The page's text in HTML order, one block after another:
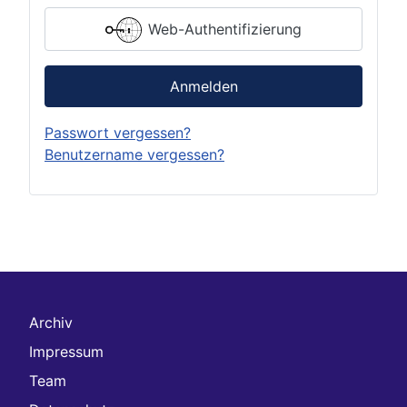
Web-Authentifizierung
Anmelden
Passwort vergessen?
Benutzername vergessen?
Archiv
Impressum
Team